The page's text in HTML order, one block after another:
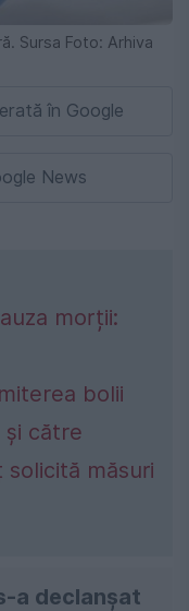
Sursa Foto: Arhiva
în Google
News
morții:
bolii
și către
solicită măsuri
a declanşat